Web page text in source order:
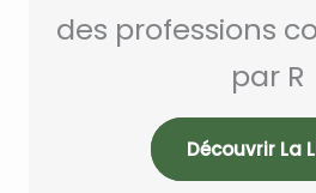
des professions
par R
Découvrir La